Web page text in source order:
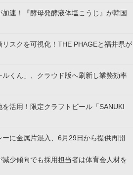
速！『酵母発酵液体塩こうじ』が韓国
スクを可視化！THE PHAGEと福井県が
くん」、クラウド版へ刷新し業務効率
活用！限定クラフトビール「SANUKI
に金属片混入、6月29日から提供再開
少傾向でも採用担当者は体育会人材を